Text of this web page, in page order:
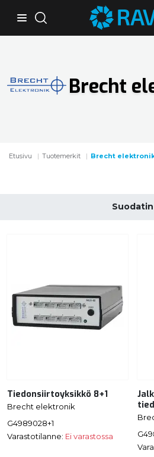
Etusivu Tuotemerkit Brecht
Brecht
Suodatin
Tiedonsiirtoyksikkö 8+1
Brecht elektronik
G4989028+1
Varastotilanne: Ei varastossa